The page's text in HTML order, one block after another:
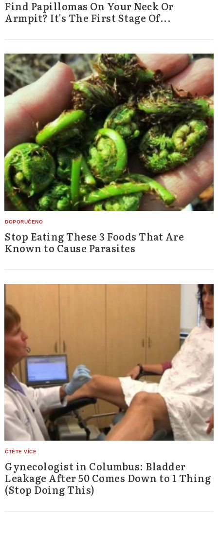
Find Papillomas On Your Neck Or
Armpit? It's The First Stage Of...
Stop Eating These 3 Foods That Are
Known to Cause Parasites
Gynecologist in Columbus: Bladder
Leakage After 50 Comes Down to 1 Thing
(Stop Doing This)